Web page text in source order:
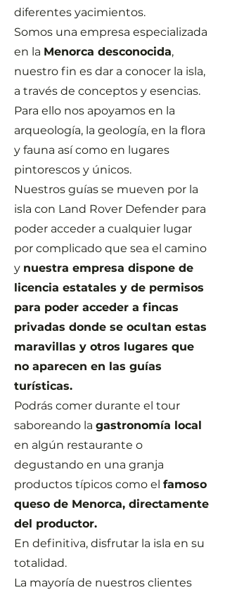
diferentes yacimientos.
Somos una empresa especializada
en la Menorca desconocida,
nuestro fin es dar a conocer la isla,
a través de conceptos y esencias.
Para ello nos apoyamos en la
arqueología, la geología, en la flora
y fauna así como en lugares
pintorescos y únicos.
Nuestros guías se mueven por la
isla con Land Rover Defender para
poder acceder a cualquier lugar
por complicado que sea el camino
y nuestra empresa dispone de
licencia estatales y de permisos
para poder acceder a fincas
privadas donde se ocultan estas
maravillas y otros lugares que
no aparecen en las guías
turísticas.
Podrás comer durante el tour
saboreando la gastronomía local
en algún restaurante o
degustando en una granja
productos típicos como el famoso
queso de Menorca, directamente
del productor.
En definitiva, disfrutar la isla en su
totalidad.
La mayoría de nuestros clientes